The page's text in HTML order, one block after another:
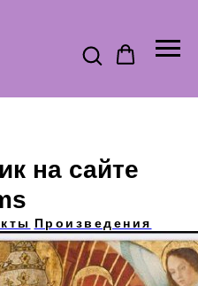
на сайте
Произведения